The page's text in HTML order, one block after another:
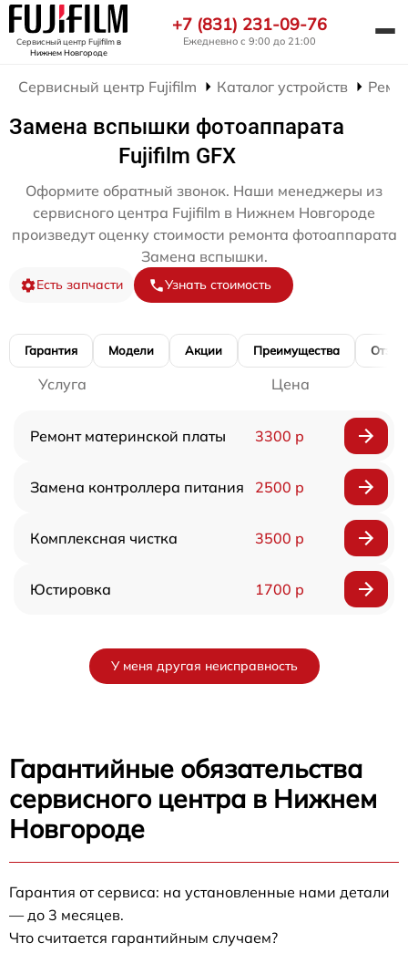
Сервисный центр Fujifilmв
Нижнем Новгороде
+7 (831) 231-09-76
Ежедневно с 9:00 до 21:00
Сервисный центр Fujifilm Каталог устройств
Замена вспышки фотоаппарата
Fujifilm GFX
Оформите обратный звонок. Наши менеджеры из
сервисного центра Fujifilm в Нижнем Новгороде
произведут оценку стоимости ремонта фотоаппарата
Замена вспышки.
Есть запчасти Узнать стоимость
Гарантия Модели Акции Преимущества
Услуга Цена
Ремонт материнской платы 3300 р
Замена контроллера питания 2500 р
Комплексная чистка 3500 р
Юстировка 1700 р
У меня другая неисправность
Гарантийные обязательства
сервисного центра в Нижнем
Новгороде
Гарантия от сервиса: на установленные нами детали
— до 3 месяцев.
Что считается гарантийным случаем?